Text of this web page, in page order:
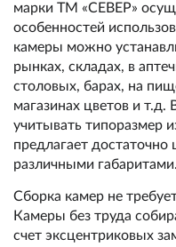
марки ТМ «СЕВЕР»
особенностей
камеры можно
рынках, складах, в
столовых, барах, на
магазинах цветов и т.д.
учитывать типоразмер
предлагает
различными габаритами.
Сборка камер не
Камеры без труда
счет эксцентриковых